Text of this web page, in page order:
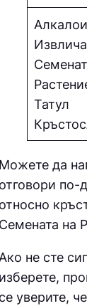
Татул
да
по-
на
не сте
уверите,